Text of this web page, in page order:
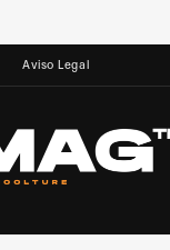
Aviso Legal